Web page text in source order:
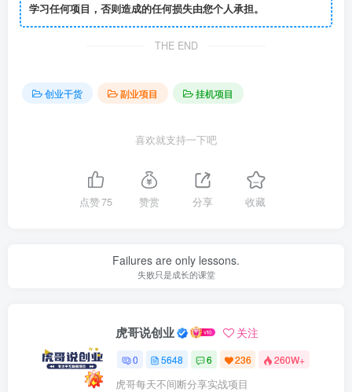
学习任何项目，否则造成的任何损失由您个人承担。
THE END
创业干货 副业项目 挂机项目
喜欢就支持一下吧
点赞75 赞赏 分享 收藏
Failures are only lessons.
失败只是成长的课堂
虎哥说创业 关注
0 5648 6 236 260W+
虎哥每天不间断分享实战项目